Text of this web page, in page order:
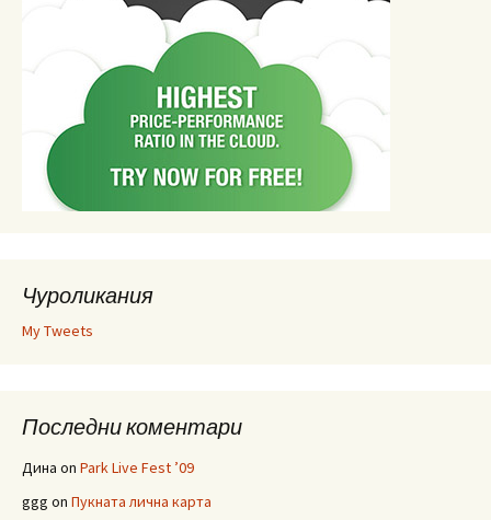
Чуроликания
My Tweets
Последни коментари
Дина on Park Live Fest ’09
ggg on Пукната лична карта